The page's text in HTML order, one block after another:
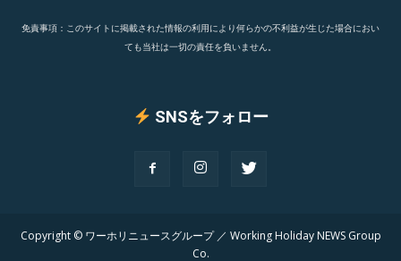
免責事項：このサイトに掲載された情報の利用により何らかの不利益が生じた場合におい
ても当社は一切の責任を負いません。
SNSをフォロー
Copyright © ワーホリニュースグループ ／ Working Holiday NEWS Group
Co.